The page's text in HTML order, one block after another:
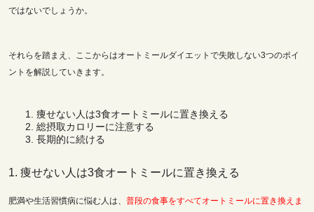
ではないでしょうか。
それらを踏まえ、 ここからはオートミールダイエットで失敗しない3つのポイ
ントを解説していきます。
痩せない人は3食オートミールに置き換える
総摂取カロリーに注意する
長期的に続ける
1. 痩せない人は3食オートミールに置き換える
肥満や生活習慣病に悩む人は、 普段の食事をすべてオートミールに置き換えま